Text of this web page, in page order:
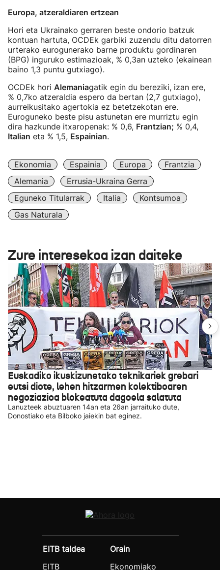
Europa, atzeraldiaren ertzean
Hori eta Ukrainako gerraren beste ondorio batzuk
kontuan hartuta, OCDEk garbiki zuzendu ditu datorren
urterako eurogunerako barne produktu gordinaren
(BPG) inguruko estimazioak, % 0,3an uzteko (ekainean
baino 1,3 puntu gutxiago).
OCDEk hori Alemaniagatik egin du bereziki, izan ere,
% 0,7ko atzeraldia espero da bertan (2,7 gutxiago),
aurreikusitako agertokia ez betetzekotan ere.
Euroguneko beste pisu astunetan ere murriztu egin
dira hazkunde itxaropenak: % 0,6, Frantzian; % 0,4,
Italian eta % 1,5, Espainian.
Ekonomia Espainia Europa
Frantzia
Alemania
Errusia-Ukraina Gerra
Eguneko Titularrak
Italia
Kontsumoa
Gas Naturala
Zure interesekoa izan daiteke
Euskadiko ikuskizunetako teknikariek grebari
eutsi diote, lehen hitzarmen kolektiboaren
negoziazioa blokeatuta dagoela salatuta
Lanuzteek abuztuaren 14an eta 26an jarraituko dute,
Donostiako eta Bilboko jaiekin bat eginez.
EITB taldea
EITB
Orain
Ekonomiako